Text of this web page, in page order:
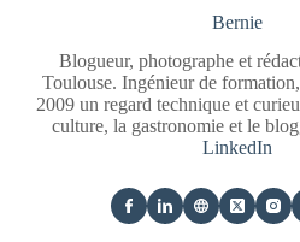
Bernie
Blogueur, photographe et
Toulouse. Ingénieur de
2009 un regard technique et
culture, la gastronomie et le
LinkedIn